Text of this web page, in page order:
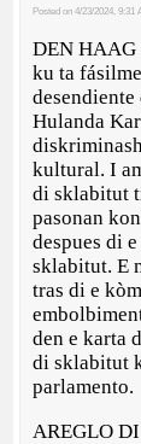
Posted on 4/23/2024, 9:31
DEN HAAG
ku ta
Hulanda
kultural. I
di sklabitut
pasonan
despues di
sklabitut. E
tras di e
den e karta
di sklabitut
parlamento.
AREGLO